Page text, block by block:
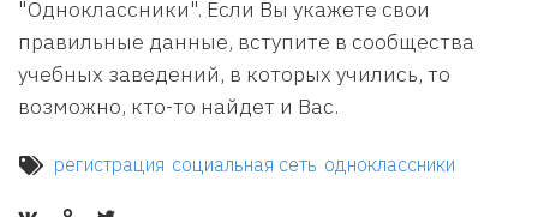
"Одноклассники". Если Вы укажете свои
правильные данные, вступите в сообщества
учебных заведений, в которых учились, то
возможно, кто-то найдет и Вас.
регистрация социальная сеть одноклассники